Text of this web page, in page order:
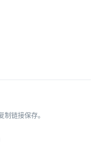
链接保存。